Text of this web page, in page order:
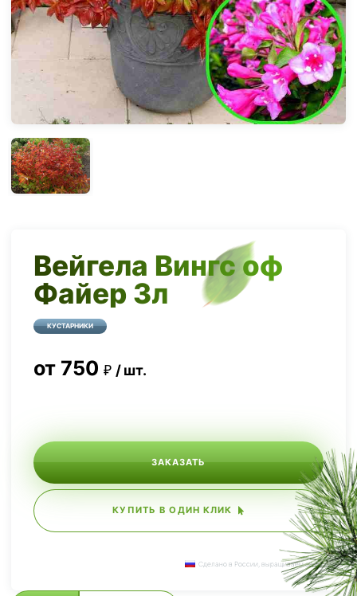
Вейгела Вингс оф
Файер 3л
КУСТАРНИКИ
от 750 шт.
ЗАКАЗАТЬ
КУПИТЬ В ОДИН КЛИК
Сделано в России, выращиваем сами.